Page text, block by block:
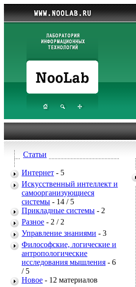
Статьи
Интернет - 5
Искусственный интеллект и
самоорганизующиеся
системы - 14 / 5
Прикладные системы - 2
Разное - 2 / 2
Управление знаниями - 3
Философские, логические и
антропологические
исследования мышления - 6
/ 5
Новое - 12 материалов